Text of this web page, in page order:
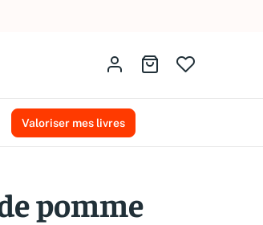
Identifiez-vousAller au panier
Valoriser mes livres
pomme